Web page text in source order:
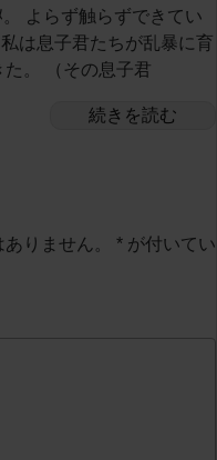
よらず触らずできてい
は息子君たちが乱暴に育
。 （その息子君
続きを読む
りません。 * が付いてい